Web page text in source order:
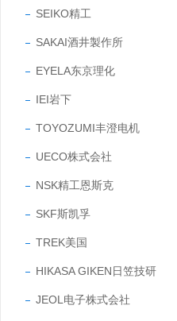
SEIKO精工
SAKAI酒井製作所
EYELA东京理化
IEI岩下
TOYOZUMI丰澄电机
UECO株式会社
NSK精工恩斯克
SKF斯凯孚
TREK美国
HIKASA GIKEN日笠技研
JEOL电子株式会社